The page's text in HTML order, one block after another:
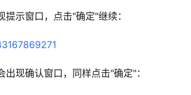
提示窗口，点击"确定"继续：
出现确认窗口，同样点击"确定"：